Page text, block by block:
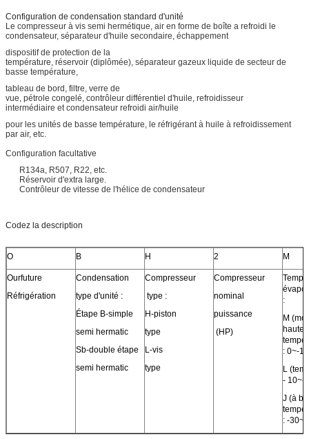
Configuration de condensation standard d'unité
Le compresseur à vis semi hermétique, air en forme de boîte a refroidi le
condensateur, séparateur d'huile secondaire, échappement
dispositif de protection de la
température, réservoir (diplômée), séparateur gazeux liquide de secteur de
basse température,
tableau de bord, filtre, verre de
vue, pétrole congelé, contrôleur différentiel d'huile, refroidisseur
intermédiaire et condensateur refroidi air/huile
pour les unités de basse température, le réfrigérant à huile à refroidissement
par air, etc.
Configuration facultative
R134a, R507, R22, etc.
Réservoir d'extra large.
Contrôleur de vitesse de l'hélice de condensateur
Codez la description
O B H 2 M
Ourfuture
Réfrigération
Condensation
type d'unité :
Étape B-simple
semi hermatic
Sb-double étape
semi hermatic
Compresseur
type :
H-piston
type
L-vis
type
Compresseur
nominal
puissance
(HP)
Temp
:
M
hautes
: 0~-
L
- 10~-
J (à
: -